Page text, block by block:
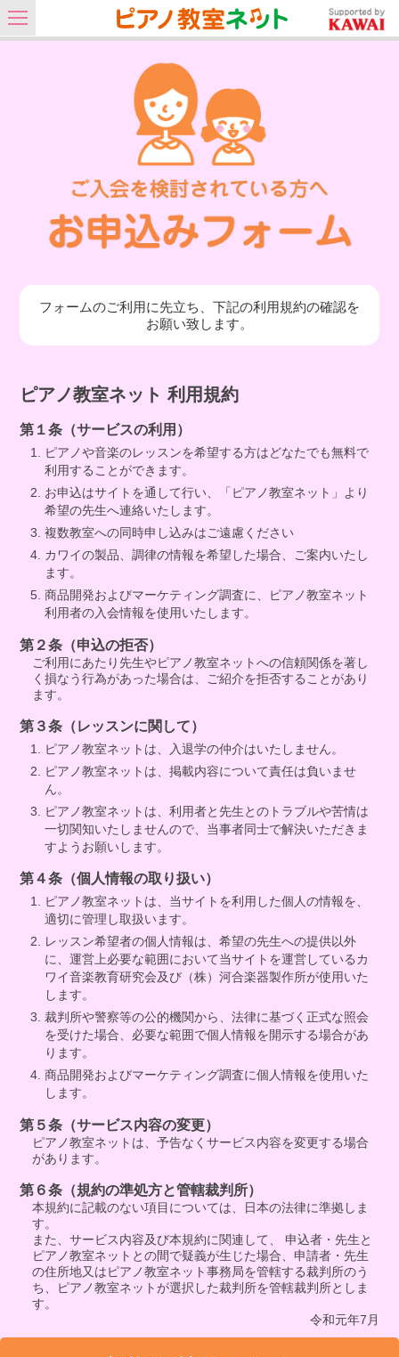
フォームのご利用に先立ち、下記の利用規約の確認を
お願い致します。
ピアノ教室ネット 利用規約
第１条（サービスの利用）
ピアノや音楽のレッスンを希望する方はどなたでも無料で
利用することができます。
お申込はサイトを通して行い、「ピアノ教室ネット」より
希望の先生へ連絡いたします。
複数教室への同時申し込みはご遠慮ください
カワイの製品、調律の情報を希望した場合、ご案内いたし
ます。
商品開発およびマーケティング調査に、ピアノ教室ネット
利用者の入会情報を使用いたします。
第２条（申込の拒否）
ご利用にあたり先生やピアノ教室ネットへの信頼関係を著し
く損なう行為があった場合は、ご紹介を拒否することがあり
ます。
第３条（レッスンに関して）
ピアノ教室ネットは、入退学の仲介はいたしません。
ピアノ教室ネットは、掲載内容について責任は負いませ
ん。
ピアノ教室ネットは、利用者と先生とのトラブルや苦情は
一切関知いたしませんので、当事者同士で解決いただきま
すようお願いします。
第４条（個人情報の取り扱い）
ピアノ教室ネットは、当サイトを利用した個人の情報を、
適切に管理し取扱います。
レッスン希望者の個人情報は、希望の先生への提供以外
に、運営上必要な範囲において当サイトを運営しているカ
ワイ音楽教育研究会及び（株）河合楽器製作所が使用いた
します。
裁判所や警察等の公的機関から、法律に基づく正式な照会
を受けた場合、必要な範囲で個人情報を開示する場合があ
ります。
商品開発およびマーケティング調査に個人情報を使用いた
します。
第５条（サービス内容の変更）
ピアノ教室ネットは、予告なくサービス内容を変更する場合
があります。
第６条（規約の準処方と管轄裁判所）
本規約に記載のない項目については、日本の法律に準拠しま
す。
また、サービス内容及び本規約に関連して、 申込者・先生と
ピアノ教室ネットとの間で疑義が生じた場合、申請者・先生
の住所地又はピアノ教室ネット事務局を管轄する裁判所のう
ち、ピアノ教室ネットが選択した裁判所を管轄裁判所としま
す。
令和元年7月